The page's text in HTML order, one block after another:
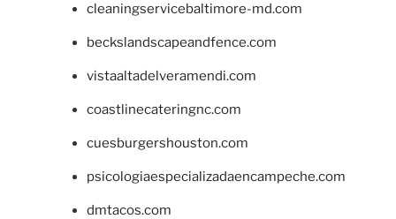
cleaningservicebaltimore-md.com
beckslandscapeandfence.com
vistaaltadelveramendi.com
coastlinecateringnc.com
cuesburgershouston.com
psicologiaespecializadaencampeche.com
dmtacos.com